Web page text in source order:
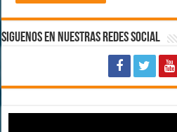
Siguenos en Nuestras Redes Social